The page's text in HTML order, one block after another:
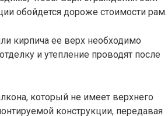
обойдется дороже стоимости рам.
кирпича ее верх необходимо
и утепление проводят после
который не имеет верхнего
конструкции, передавая